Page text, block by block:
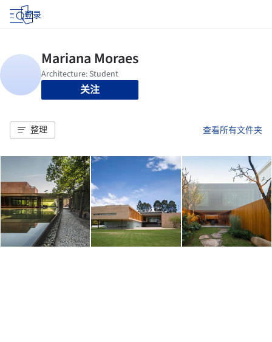
登录
关注
整理 查看所有文件夹